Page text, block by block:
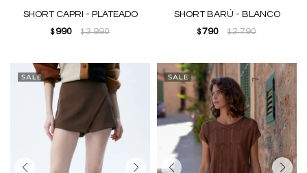
SHORT CAPRI - PLATEADO
$ 990 $3.990
SHORT BARÚ - BLANCO
$790 $2.790